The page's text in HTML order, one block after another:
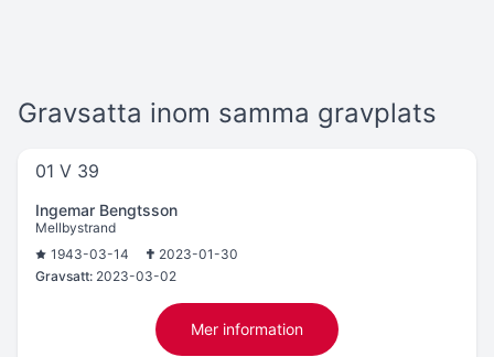
Gravsatta inom samma gravplats
01 V 39
Ingemar Bengtsson
Mellbystrand
1943-03-14
2023-01-30
Gravsatt: 2023-03-02
Mer information